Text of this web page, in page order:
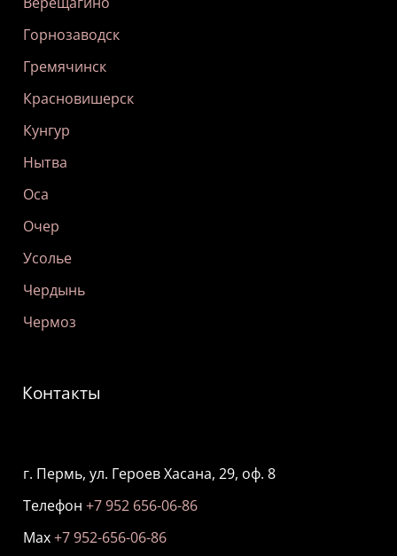
Горнозаводск
Гремячинск
Красновишерск
Кунгур
Нытва
Оса
Очер
Усолье
Чердынь
Чермоз
Контакты
г. Пермь, ул. Героев Хасана, 29, оф. 8
Телефон +7 952 656-06-86
Мах+7 952-656-06-86